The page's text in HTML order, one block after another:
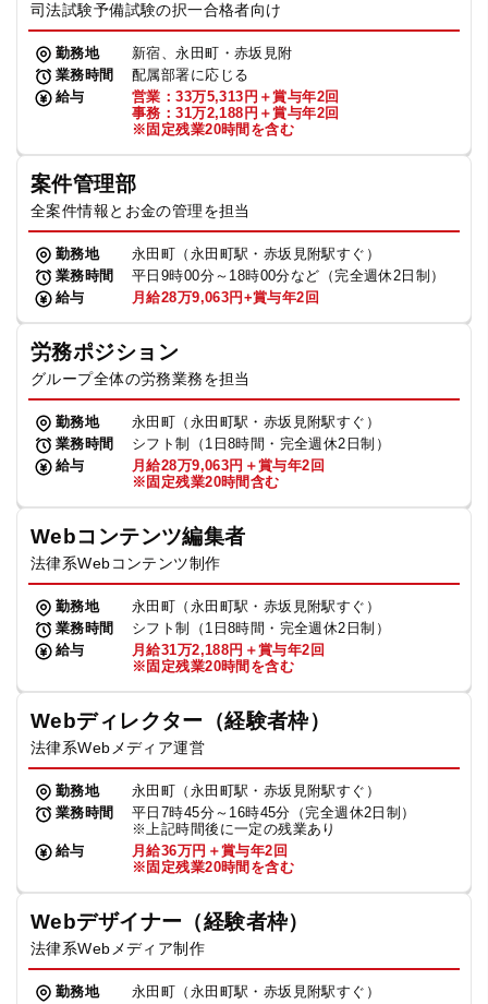
司法試験予備試験の択一合格者向け
勤務地
新宿、永田町・赤坂見附
業務時間
配属部署に応じる
給与
営業：33万5,313円＋賞与年2回
事務：31万2,188円＋賞与年2回
※固定残業20時間を含む
案件管理部
全案件情報とお金の管理を担当
勤務地
永田町（永田町駅・赤坂見附駅すぐ）
業務時間
平日9時00分～18時00分など（完全週休2日制）
給与
月給28万9,063円+賞与年2回
労務ポジション
グループ全体の労務業務を担当
勤務地
永田町（永田町駅・赤坂見附駅すぐ）
業務時間
シフト制（1日8時間・完全週休2日制）
給与
月給28万9,063円＋賞与年2回
※固定残業20時間含む
Webコンテンツ編集者
法律系Webコンテンツ制作
勤務地
永田町（永田町駅・赤坂見附駅すぐ）
業務時間
シフト制（1日8時間・完全週休2日制）
給与
月給31万2,188円＋賞与年2回
※固定残業20時間を含む
Webディレクター（経験者枠）
法律系Webメディア運営
勤務地
永田町（永田町駅・赤坂見附駅すぐ）
業務時間
平日7時45分～16時45分（完全週休2日制）
※上記時間後に一定の残業あり
給与
月給36万円＋賞与年2回
※固定残業20時間を含む
Webデザイナー（経験者枠）
法律系Webメディア制作
勤務地
永田町（永田町駅・赤坂見附駅すぐ）